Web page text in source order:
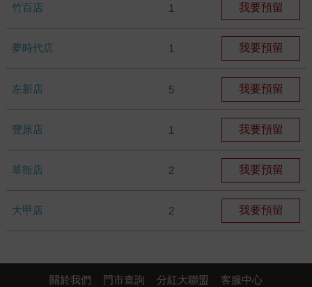
竹百店 1 我要預留
夢時代店 1 我要預留
左新店 5 我要預留
豐原店 1 我要預留
草衙店 2 我要預留
大甲店 2 我要預留
關於我們 門市查詢 分紅大聯盟 客服中心